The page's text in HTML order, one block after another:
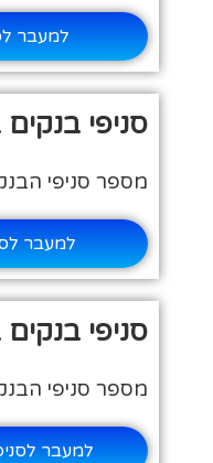
למעבר
סניפי
מספר סניפי
למעבר
סניפי בנקים
מספר סניפי
למעבר